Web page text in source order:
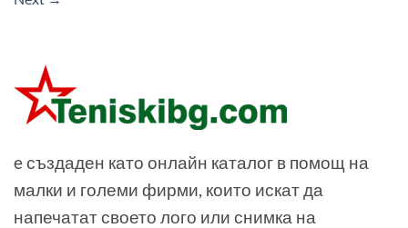
e създаден като онлайн каталог в помощ на
малки и големи фирми, които искат да
напечатат своето лого или снимка на